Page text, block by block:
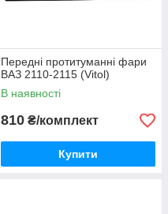
Передні протитуманні фари
ВАЗ 2110-2115 (Vitol)
В наявності
810 ₴/комплект
Купити